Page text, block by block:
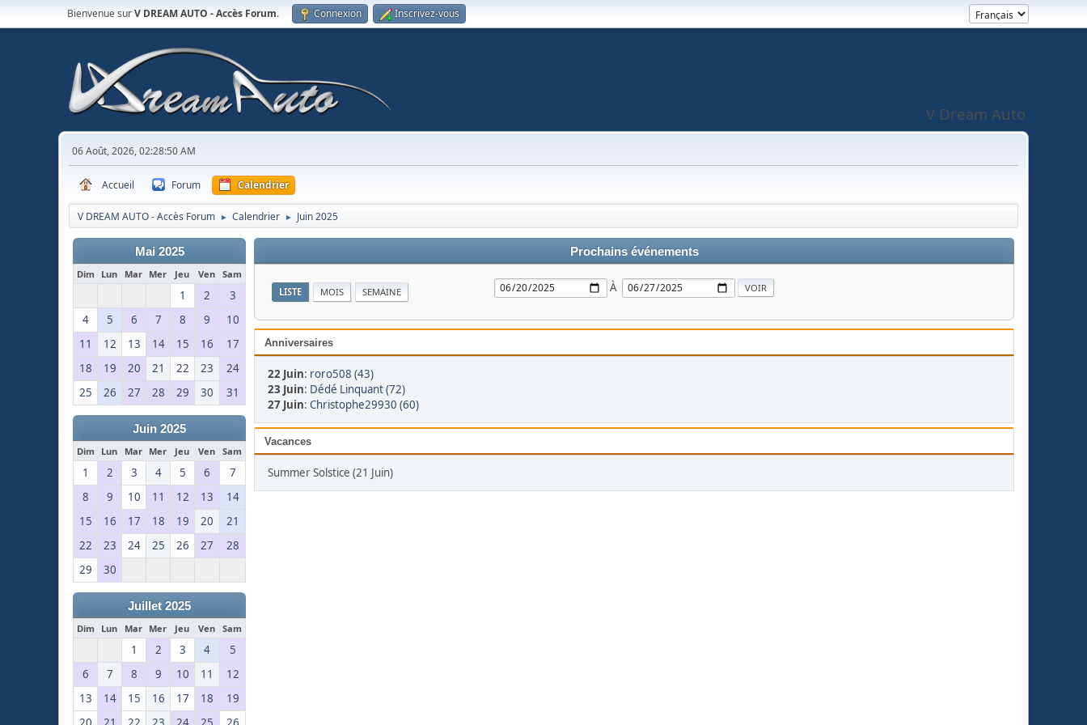
Bienvenue surV DREAM AUTO - Accès Forum. Connexion Inscrivez-vous
V Dream Auto
06 Août, 2026, 02:28:50 AM
Accueil Forum Calendrier
V DREAM AUTO - Accès Forum ► Calendrier ► Juin 2025
Mai 2025
Dim Lun Mar Mer Jeu Ven Sam
1 2
3
4
5 6 7 8 9
10
11
12 13 14 15 16
17
18
19 20 21 22 23
24
25
26 27 28 29 30 31
Juin 2025
Dim Lun Mar Mer Jeu Ven Sam
1 2 3 4 5 6
7
8
9 10 11 12 13
14
15
16 17 18 19 20
21
22
23 24 25 26 27
28
29
30
Juillet 2025
Dim Lun Mar Mer Jeu Ven Sam
1 2 3 4
5
6
7 8 9 10 11
12
13
14 15 16 17 18
19
Prochains événements
LISTE MOIS SEMAINE À
Anniversaires
22 Juin: roro508 (43)
23 Juin: Dédé Linquant (72)
27 Juin: Christophe29930 (60)
Vacances
Summer Solstice (21 Juin)